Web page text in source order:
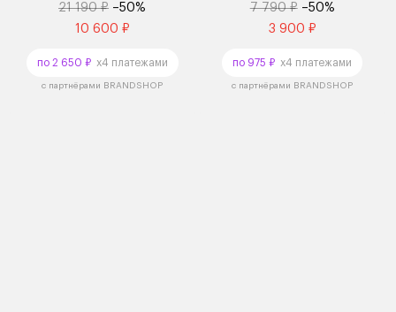
21 190 ₽ –50%
10 600 ₽
по 2 650 ₽x4 платежами
с партнёрами BRANDSHOP
7 790 ₽ –50%
3 900 ₽
по 975 ₽ x4 платежами
с партнёрами BRANDSHOP